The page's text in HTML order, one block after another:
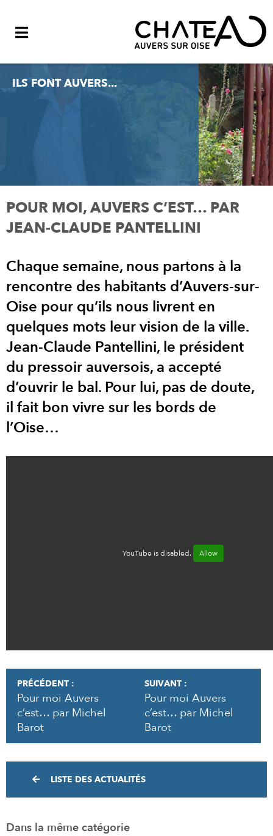
ILS FONT AUVERS...
POUR MOI, AUVERS C’EST… PAR
JEAN-CLAUDE PANTELLINI
Chaque semaine, nous partons à la
rencontre des habitants d’Auvers-sur-
Oise pour qu’ils nous livrent en
quelques mots leur vision de la ville.
Jean-Claude Pantellini, le président
du pressoir auversois, a accepté
d’ouvrir le bal. Pour lui, pas de doute,
il fait bon vivre sur les bords de
l’Oise…
YouTube is disabled. Allow
PRÉCÉDENT :
Pour moi Auvers
c’est… par Michel
Barot
SUIVANT :
Pour moi Auvers
c’est… par Michel
Barot
LISTE DES ACTUALITÉS
Dans la même catégorie